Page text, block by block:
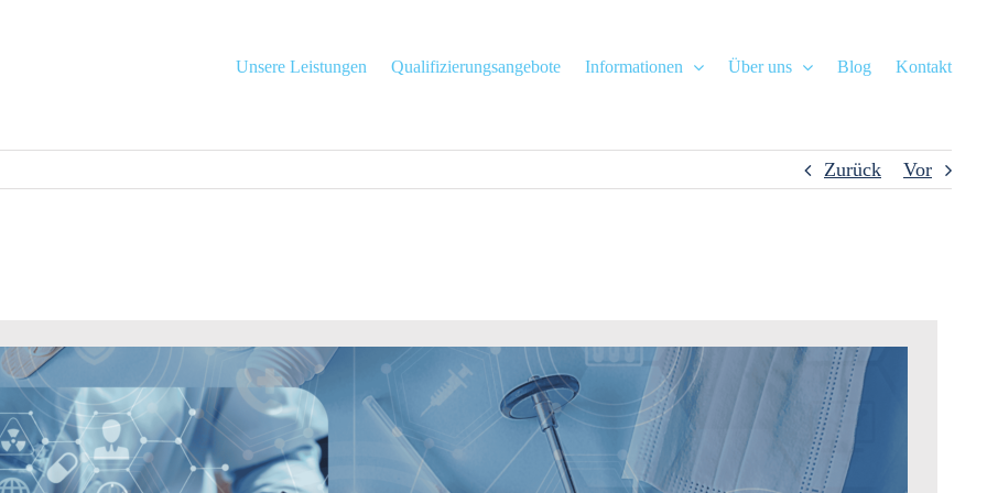
Unsere Leistungen Qualifizierungsangebote Informationen Über uns Blog Kontakt
Zurück Vor